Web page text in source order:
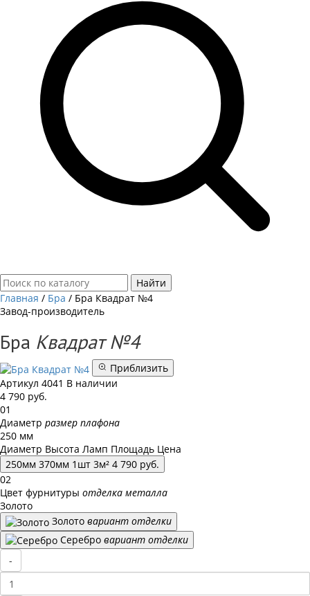
Найти
Главная / Бра / Бра Квадрат №4
Завод-производитель
Бра Квадрат №4
Приблизить
Артикул 4041 В наличии
4 790 руб.
01
Диаметр размер плафона
250 мм
Диаметр Высота Ламп Площадь Цена
250мм 370мм 1 шт 3м² 4 790 руб.
02
Цвет фурнитуры отделка металла
Золото
Золото вариант отделки
Серебро вариант отделки
-